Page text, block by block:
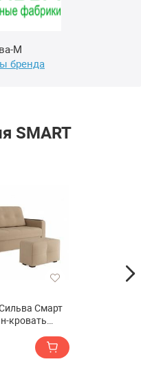
М
бренда
SMART
Смарт
кровать